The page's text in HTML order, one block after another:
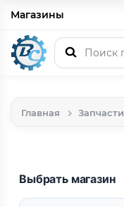
Магазины
Главная
Выбрать магазин